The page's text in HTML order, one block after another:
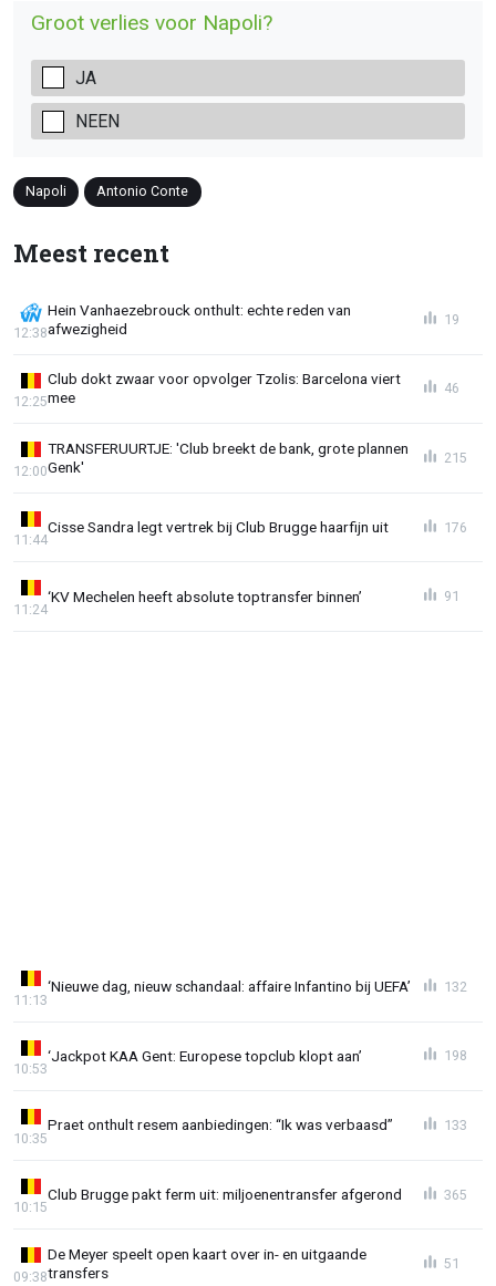
Groot verlies voor Napoli?
JA
NEEN
Napoli Antonio Conte
Meest recent
Hein Vanhaezebrouck onthult: echte reden van
afwezigheid
12:38
19
Club dokt zwaar voor opvolger Tzolis: Barcelona viert
mee
12:25
46
TRANSFERUURTJE: 'Club breekt de bank, grote plannen
Genk'
12:00
215
Cisse Sandra legt vertrek bij Club Brugge haarfijn uit
11:44
176
‘KV Mechelen heeft absolute toptransfer binnen’
11:24
91
‘Nieuwe dag, nieuw schandaal: affaire Infantino bij UEFA’
11:13
132
‘Jackpot KAA Gent: Europese topclub klopt aan’
10:53
198
Praet onthult resem aanbiedingen: “Ik was verbaasd”
10:35
133
Club Brugge pakt ferm uit: miljoenentransfer afgerond
10:15
365
De Meyer speelt open kaart over in- en uitgaande
transfers
09:38
51